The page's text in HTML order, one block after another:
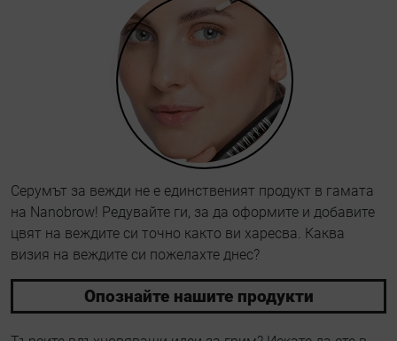
Серумът за вежди не е единственият продукт в гамата
на Nanobrow! Редувайте ги, за да оформите и добавите
цвят на веждите си точно както ви харесва. Каква
визия на веждите си пожелахте днес?
Опознайте нашите продукти